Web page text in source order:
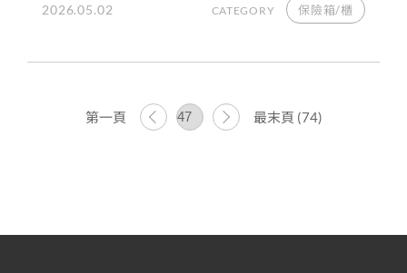
2026.05.02 CATEGORY 保險箱/櫃
第一頁 最末頁 (74)